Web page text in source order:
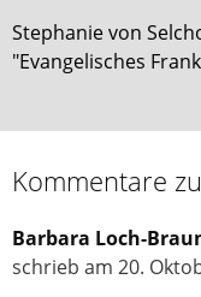
Stephanie von
"Evangelisches
Kommentare
Barbara Loch-
schrieb am 20.